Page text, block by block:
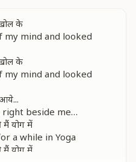
के
my mind and looked
के
my mind and looked
right beside me…
योग में
a while in Yoga
योग में